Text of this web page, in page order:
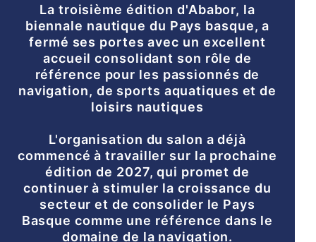
La troisième édition d'Ababor, la
biennale nautique du Pays basque, a
fermé ses portes avec un excellent
accueil consolidant son rôle de
référence pour les passionnés de
navigation, de sports aquatiques et de
loisirs nautiques
L'organisation du salon a déjà
commencé à travailler sur la prochaine
édition de 2027, qui promet de
continuer à stimuler la croissance du
secteur et de consolider le Pays
Basque comme une référence dans le
domaine de la navigation.